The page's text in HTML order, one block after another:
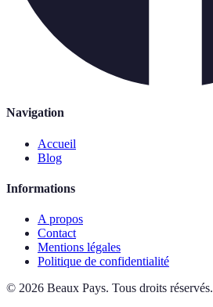
Navigation
Accueil
Blog
Informations
A propos
Contact
Mentions légales
Politique de confidentialité
© 2026 Beaux Pays. Tous droits réservés.